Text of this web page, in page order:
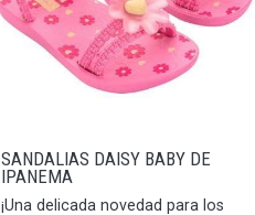
SANDALIAS DAISY BABY DE
IPANEMA
¡Una delicada novedad para los